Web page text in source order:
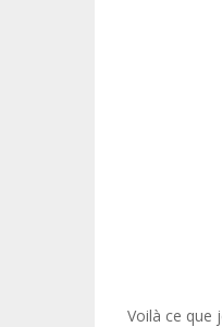
Voilà ce que